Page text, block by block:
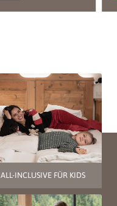
ALL-INCLUSIVE FÜR KIDS